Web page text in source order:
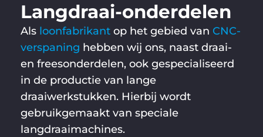
Langdraai-onderdelen
Als loonfabrikantop het gebied van CNC-
verspaning hebben wij ons, naast draai-
en freesonderdelen, ook gespecialiseerd
in de productie van lange
draaiwerkstukken. Hierbij wordt
gebruikgemaakt van speciale
langdraaimachines.